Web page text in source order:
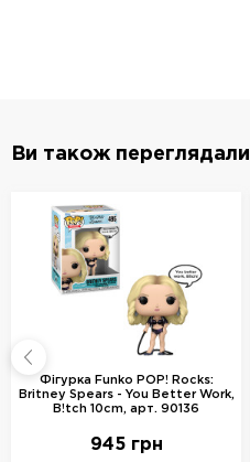
Ви також переглядали
Фігурка Funko POP! Rocks:
Britney Spears - You Better Work,
B!tch 10cm, арт. 90136
945 грн